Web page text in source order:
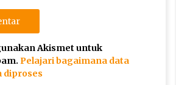
Akismet untuk
Pelajari bagaimana data
diproses